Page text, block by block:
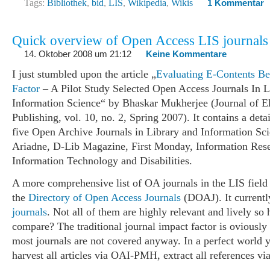
Tags: Bibliothek, bid, LIS, Wikipedia, Wikis 1 Kommentar
Quick overview of Open Access LIS journals
14. Oktober 2008 um 21:12 Keine Kommentare
I just stumbled upon the article „Evaluating E-Contents
Factor – A Pilot Study Selected Open Access Journals In
Information Science“ by Bhaskar Mukherjee (Journal of
Publishing, vol. 10, no. 2, Spring 2007). It contains a
five Open Archive Journals in Library and Information
Ariadne, D-Lib Magazine, First Monday, Information
Information Technology and Disabilities.
A more comprehensive list of OA journals in the LIS field
the Directory of Open Access Journals (DOAJ). It
journals. Not all of them are highly relevant and lively so
compare? The traditional journal impact factor is oviously
most journals are not covered anyway. In a perfect world
harvest all articles via OAI-PMH, extract all references